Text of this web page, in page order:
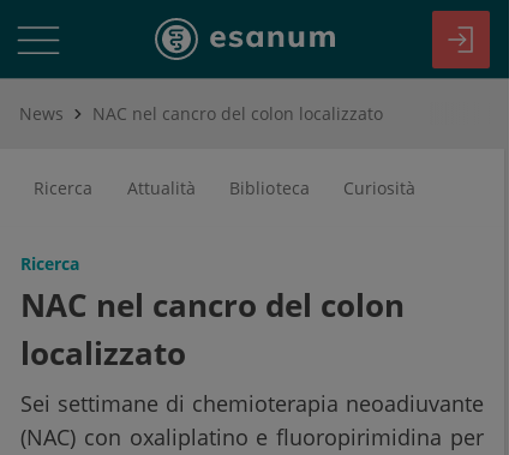
News NAC nel cancro del colon localizzato
Ricerca Attualità Biblioteca Curiosità
Ricerca
NAC nel cancro del colon
localizzato
Sei settimane di chemioterapia neoadiuvante
(NAC) con oxaliplatino e fluoropirimidina per